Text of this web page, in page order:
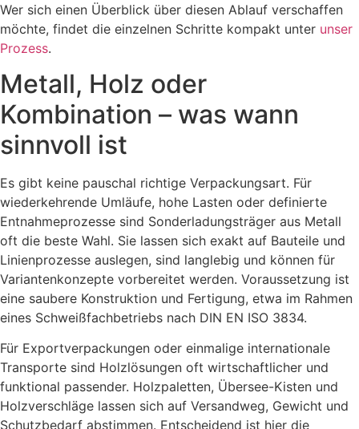
Wer sich einen Überblick über diesen Ablauf verschaffen
möchte, findet die einzelnen Schritte kompakt unter unser
Prozess.
Metall, Holz oder
Kombination – was wann
sinnvoll ist
Es gibt keine pauschal richtige Verpackungsart. Für
wiederkehrende Umläufe, hohe Lasten oder definierte
Entnahmeprozesse sind Sonderladungsträger aus Metall
oft die beste Wahl. Sie lassen sich exakt auf Bauteile und
Linienprozesse auslegen, sind langlebig und können für
Variantenkonzepte vorbereitet werden. Voraussetzung ist
eine saubere Konstruktion und Fertigung, etwa im Rahmen
eines Schweißfachbetriebs nach DIN EN ISO 3834.
Für Exportverpackungen oder einmalige internationale
Transporte sind Holzlösungen oft wirtschaftlicher und
funktional passender. Holzpaletten, Übersee-Kisten und
Holzverschläge lassen sich auf Versandweg, Gewicht und
Schutzbedarf abstimmen. Entscheidend ist hier die